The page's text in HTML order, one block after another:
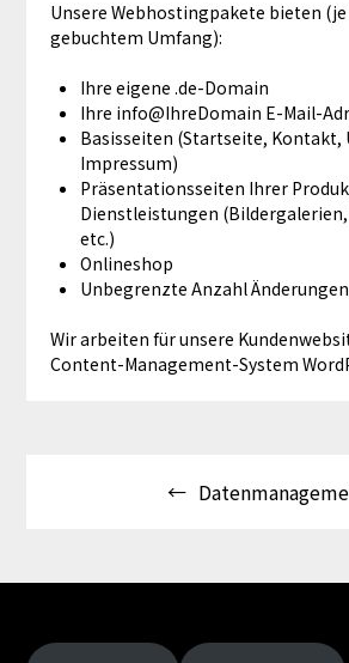
Unsere Webhostingpakete bieten (je
gebuchtem Umfang):
Ihre eigene .de-Domain
Ihre info@IhreDomain E-Mail-
Basisseiten (Startseite, Kontakt,
Impressum)
Präsentationsseiten Ihrer
Dienstleistungen
etc.)
Onlineshop
Unbegrenzte Anzahl Änderungen
Wir arbeiten für unsere
Content-Management-System